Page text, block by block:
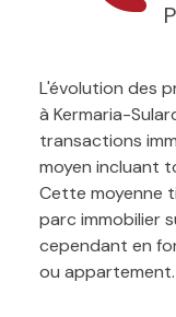
L'évolution des
à Kermaria-
transactions
moyen incluant
Cette moyenne
parc immobilier
cependant en
ou appartement.